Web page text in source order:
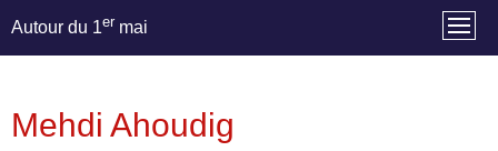
Autour du 1er mai
Mehdi Ahoudig